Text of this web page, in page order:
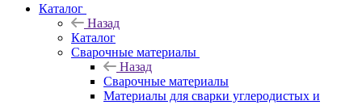
Каталог
Назад
Каталог
Сварочные материалы
Назад
Сварочные материалы
Материалы для сварки углеродистых и